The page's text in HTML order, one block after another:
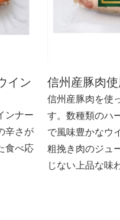
イン
ンナー
辛さが
食べ応
信州産豚肉
信州産豚肉を使
す。数種類のハ
で風味豊かなウ
粗挽き肉のジュ
じない上品な味